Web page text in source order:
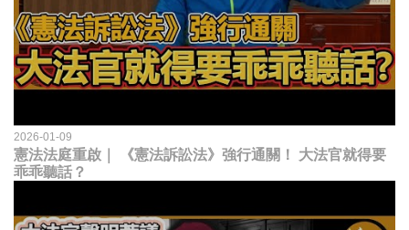
2026-01-09
憲法法庭重啟｜ 《憲法訴訟法》強行通關！ 大法官就得要
乖乖聽話？